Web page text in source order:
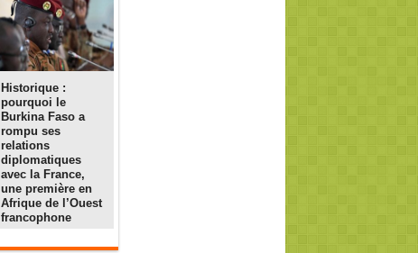
Historique :
pourquoi le
Burkina Faso a
rompu ses
relations
diplomatiques
avec la France,
une première en
Afrique de l’Ouest
francophone